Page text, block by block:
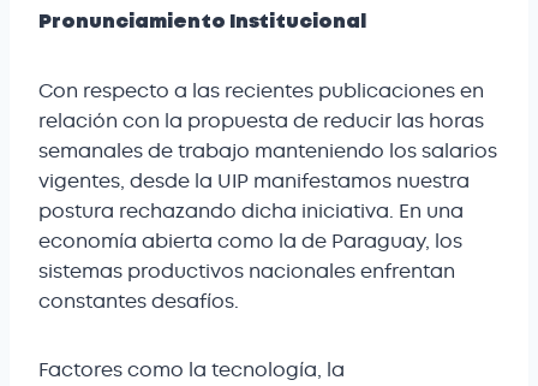
Pronunciamiento Institucional
Con respecto a las recientes publicaciones en
relación con la propuesta de reducir las horas
semanales de trabajo manteniendo los salarios
vigentes, desde la UIP manifestamos nuestra
postura rechazando dicha iniciativa. En una
economía abierta como la de Paraguay, los
sistemas productivos nacionales enfrentan
constantes desafíos.
Factores como la tecnología, la